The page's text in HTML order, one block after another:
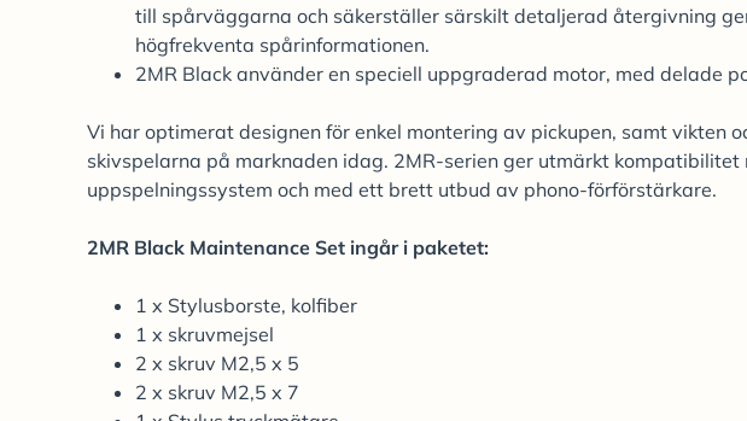
till spårväggarna och säkerställer särskilt detaljerad återgivning
högfrekventa spårinformationen.
2MR Black använder en speciell uppgraderad motor, med delade
Vi har optimerat designen för enkel montering av pickupen, samt vikten
skivspelarna på marknaden idag. 2MR-serien ger utmärkt
uppspelningssystem och med ett brett utbud av phono-förförstärkare.
2MR Black Maintenance Set ingår i paketet:
1 x Stylusborste, kolfiber
1 x skruvmejsel
2 x skruv M2,5 x 5
2 x skruv M2,5 x 7